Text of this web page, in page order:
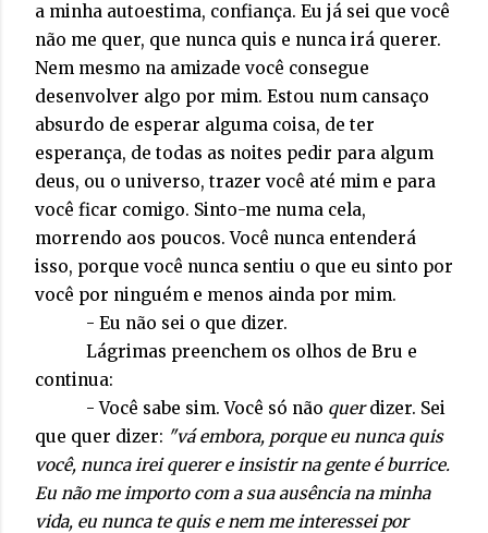
a minha autoestima, confiança. Eu já sei que você
não me quer, que nunca quis e nunca irá querer.
Nem mesmo na amizade você consegue
desenvolver algo por mim. Estou num cansaço
absurdo de esperar alguma coisa, de ter
esperança, de todas as noites pedir para algum
deus, ou o universo, trazer você até mim e para
você ficar comigo. Sinto-me numa cela,
morrendo aos poucos. Você nunca entenderá
isso, porque você nunca sentiu o que eu sinto por
você por ninguém e menos ainda por mim.
- Eu não sei o que dizer.
Lágrimas preenchem os olhos de Bru e
continua:
- Você sabe sim. Você só não querdizer. Sei
que quer dizer: "vá embora, porque eu nunca quis
você, nunca irei querer e insistir na gente é burrice.
Eu não me importo com a sua ausência na minha
vida, eu nunca te quis e nem me interessei por